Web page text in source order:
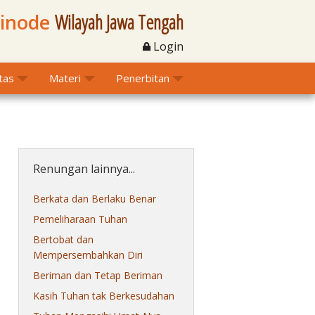
Wilayah Jawa Tengah
Login
Materi Penerbitan
Renungan lainnya...
Berkata dan Berlaku Benar
Pemeliharaan Tuhan
Bertobat dan
Mempersembahkan Diri
Beriman dan Tetap Beriman
Kasih Tuhan tak Berkesudahan